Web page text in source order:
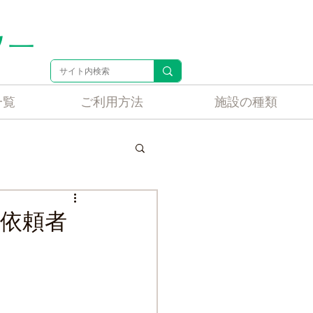
ご利用方法 施設の種類
ホーム相談事例
頼者